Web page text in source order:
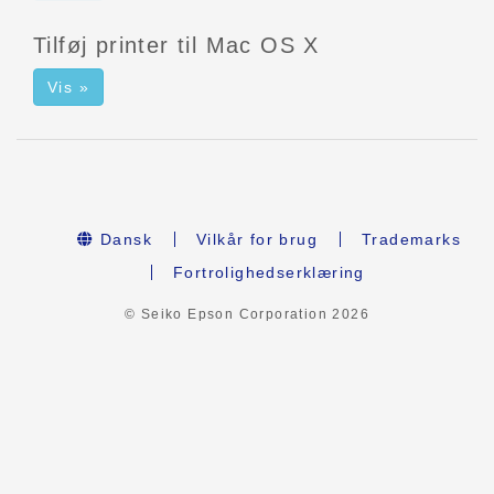
Tilføj printer til Mac OS X
Vis »
Dansk Vilkår for brug
Trademarks
Fortrolighedserklæring
© Seiko Epson Corporation2026